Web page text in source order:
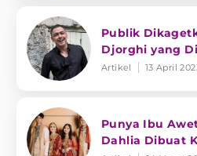
Publik
Djorghi yang
Artikel 13 April
Punya Ibu
Dahlia Dibuat